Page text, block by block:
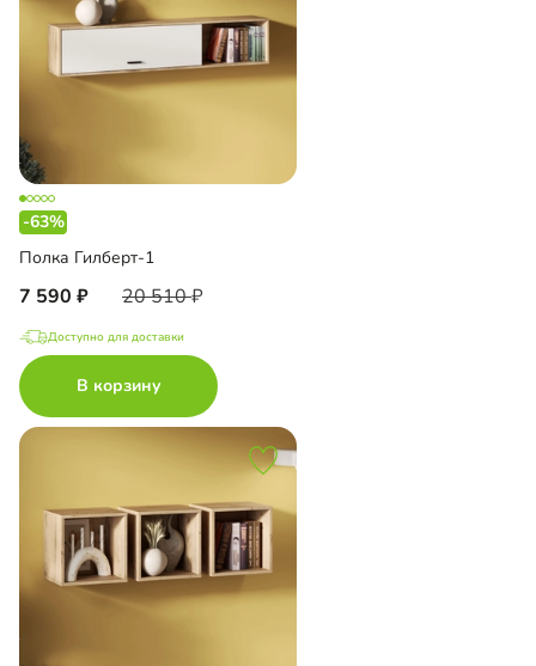
-63%
Полка Гилберт-1
7 590 20 510
Доступно для доставки
В корзину